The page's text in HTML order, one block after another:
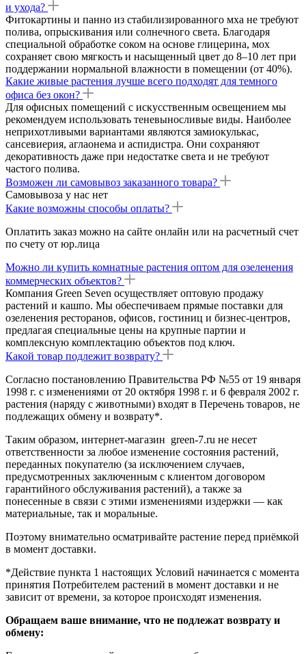
и ухода?
Фитокартины и панно из стабилизированного мха не требуют
полива, опрыскивания или солнечного света. Благодаря
специальной обработке соком на основе глицерина, мох
сохраняет свою мягкость и насыщенный цвет до 8–10 лет при
поддержании нормальной влажности в помещении (от 40%).
Какие живые растения лучше всего подходят для темного
офиса без окон?
Для офисных помещений с искусственным освещением мы
рекомендуем использовать теневыносливые виды. Наиболее
неприхотливыми вариантами являются замиокулькас,
сансевиерия, аглаонема и аспидистра. Они сохраняют
декоративность даже при недостатке света и не требуют
частого полива.
Возможен ли самовывоз заказанного товара?
Самовывоза у нас нет
Какие возможны способы оплаты?
Оплатить заказ можно на сайте онлайн или на расчетный счет
по счету от юр.лица
Можно ли купить комнатные растения оптом для озеленения
коммерческих объектов?
Компания Green Seven осуществляет оптовую продажу
растений и кашпо. Мы обеспечиваем прямые поставки для
озеленения ресторанов, офисов, гостиниц и бизнес-центров,
предлагая специальные цены на крупные партии и
комплексную комплектацию объектов под ключ.
Какой товар подлежит возврату?
Согласно постановлению Правительства РФ №55 от 19 января
1998 г. с изменениями от 20 октября 1998 г. и 6 февраля 2002 г.
растения (наряду с животными) входят в Перечень товаров, не
подлежащих обмену и возврату*.
Таким образом, интернет-магазин green-7.ru не несет
ответственности за любое изменение состояния растений,
переданных покупателю (за исключением случаев,
предусмотренных заключенным с клиентом договором
гарантийного обслуживания растений), а также за
понесенные в связи с этими изменениями издержки — как
материальные, так и моральные.
Поэтому внимательно осматривайте растение перед приёмкой
в момент доставки.
*Действие пункта 1 настоящих Условий начинается с момента
принятия Потребителем растений в момент доставки и не
зависит от времени, за которое происходят изменения.
Обращаем ваше внимание, что не подлежат возврату и
обмену: